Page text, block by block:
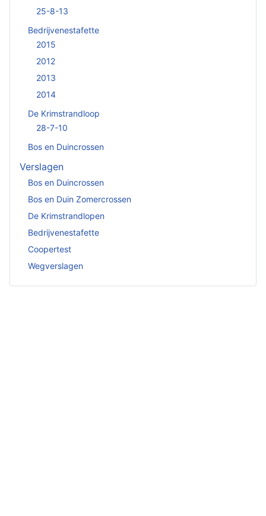
25-8-13
Bedrijvenestafette
2015
2012
2013
2014
De Krimstrandloop
28-7-10
Bos en Duincrossen
Verslagen
Bos en Duincrossen
Bos en Duin Zomercrossen
De Krimstrandlopen
Bedrijvenestafette
Coopertest
Wegverslagen